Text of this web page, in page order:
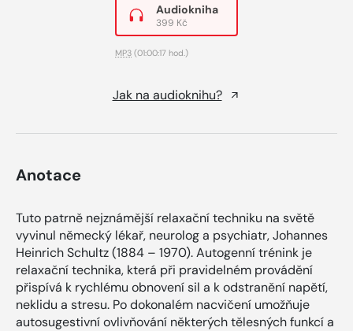
Audiokniha
399 Kč
MP3 (01:00:17 hod.)
Jak na audioknihu?
Anotace
Tuto patrně nejznámější relaxační techniku na světě
vyvinul německý lékař, neurolog a psychiatr, Johannes
Heinrich Schultz (1884 – 1970). Autogenní trénink je
relaxační technika, která při pravidelném provádění
přispívá k rychlému obnovení sil a k odstranění napětí,
neklidu a stresu. Po dokonalém nacvičení umožňuje
autosugestivní ovlivňování některých tělesných funkcí a